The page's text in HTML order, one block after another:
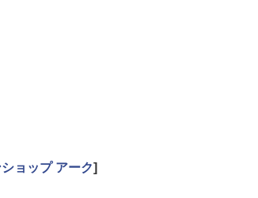
ョップ アーク]